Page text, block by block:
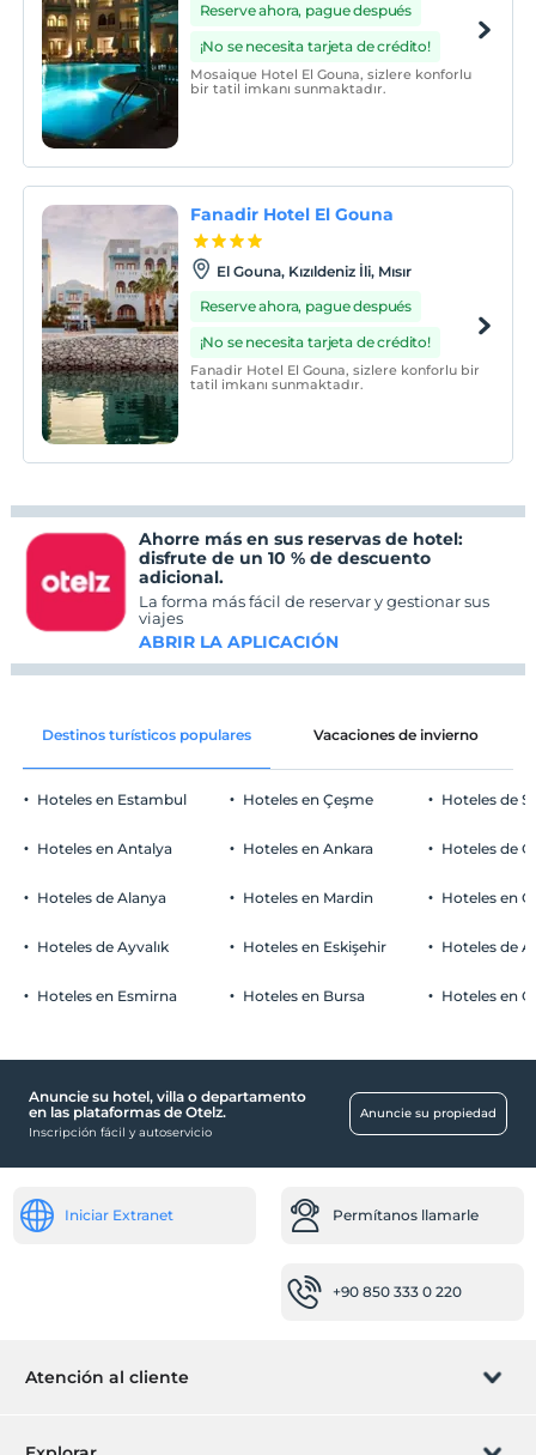
Reserve ahora, pague después
¡No se necesita tarjeta de crédito!
Mosaique Hotel El Gouna, sizlere konforlu
bir tatil imkanı sunmaktadır.
Fanadir Hotel El Gouna
El Gouna, Kızıldeniz İli, Mısır
Reserve ahora, pague después
¡No se necesita tarjeta de crédito!
Fanadir Hotel El Gouna, sizlere konforlu bir
tatil imkanı sunmaktadır.
Ahorre más en sus reservas de hotel:
disfrute de un 10 % de descuento
adicional.
La forma más fácil de reservar y gestionar sus
viajes
ABRIR LA APLICACIÓN
Destinos turísticos populares Vacaciones de invierno
Hoteles en Estambul
Hoteles en Antalya
Hoteles de Alanya
Hoteles de Ayvalık
Hoteles en Esmirna
Hoteles en Çeşme
Hoteles en Ankara
Hoteles en Mardin
Hoteles en Eskişehir
Hoteles en Bursa
Hoteles de
Hoteles de
Hoteles en
Hoteles de
Hoteles en
Anuncie su hotel, villa o departamento
en las plataformas de Otelz.
Inscripción fácil y autoservicio
Anuncie su propiedad
Iniciar Extranet Permítanos llamarle
+90 850 333 0 220
Atención al cliente
Gestionar reservas